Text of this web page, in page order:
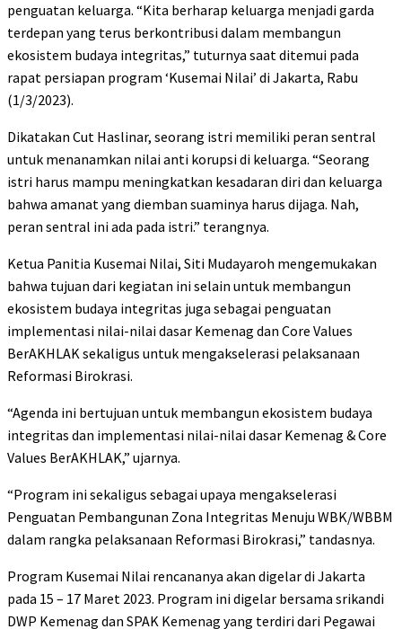
penguatan keluarga. “Kita berharap keluarga menjadi garda
terdepan yang terus berkontribusi dalam membangun
ekosistem budaya integritas,” tuturnya saat ditemui pada
rapat persiapan program ‘Kusemai Nilai’ di Jakarta, Rabu
(1/3/2023).
Dikatakan Cut Haslinar, seorang istri memiliki peran sentral
untuk menanamkan nilai anti korupsi di keluarga. “Seorang
istri harus mampu meningkatkan kesadaran diri dan keluarga
bahwa amanat yang diemban suaminya harus dijaga. Nah,
peran sentral ini ada pada istri.” terangnya.
Ketua Panitia Kusemai Nilai, Siti Mudayaroh mengemukakan
bahwa tujuan dari kegiatan ini selain untuk membangun
ekosistem budaya integritas juga sebagai penguatan
implementasi nilai-nilai dasar Kemenag dan Core Values
BerAKHLAK sekaligus untuk mengakselerasi pelaksanaan
Reformasi Birokrasi.
“Agenda ini bertujuan untuk membangun ekosistem budaya
integritas dan implementasi nilai-nilai dasar Kemenag & Core
Values BerAKHLAK,” ujarnya.
“Program ini sekaligus sebagai upaya mengakselerasi
Penguatan Pembangunan Zona Integritas Menuju WBK/WBBM
dalam rangka pelaksanaan Reformasi Birokrasi,” tandasnya.
Program Kusemai Nilai rencananya akan digelar di Jakarta
pada 15 – 17 Maret 2023. Program ini digelar bersama srikandi
DWP Kemenag dan SPAK Kemenag yang terdiri dari Pegawai